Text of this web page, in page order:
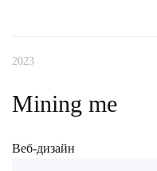
Дизайн социальных сетей
2023
Mining me
Веб-дизайн